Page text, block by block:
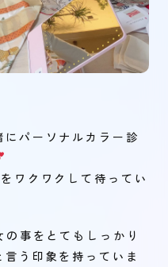
パーソナルカラー診
ワクワクして待ってい
事をとてもしっかり
う印象を持っていま